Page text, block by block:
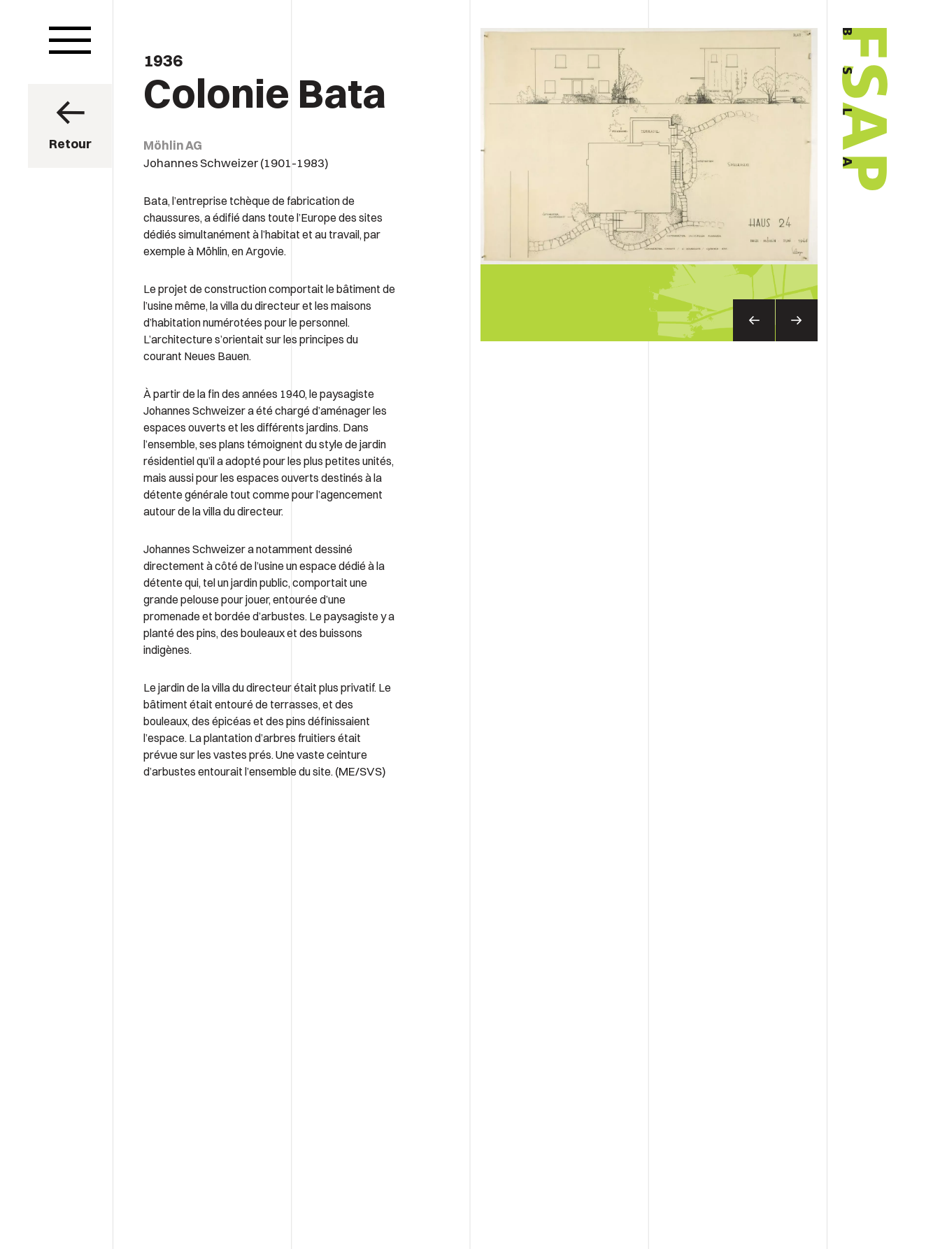
Retour
1936
Colonie Bata
Möhlin AG
Johannes Schweizer (1901-1983)
Bata, l’entreprise tchèque de fabrication de
chaussures, a édifié dans toute l’Europe des sites
dédiés simultanément à l’habitat et au travail, par
exemple à Möhlin, en Argovie.
Le projet de construction comportait le bâtiment de
l’usine même, la villa du directeur et les maisons
d’habitation numérotées pour le personnel.
L’architecture s’orientait sur les principes du
courant Neues Bauen.
À partir de la fin des années 1940, le paysagiste
Johannes Schweizer a été chargé d’aménager les
espaces ouverts et les différents jardins. Dans
l’ensemble, ses plans témoignent du style de jardin
résidentiel qu’il a adopté pour les plus petites unités,
mais aussi pour les espaces ouverts destinés à la
détente générale tout comme pour l’agencement
autour de la villa du directeur.
Johannes Schweizer a notamment dessiné
directement à côté de l’usine un espace dédié à la
détente qui, tel un jardin public, comportait une
grande pelouse pour jouer, entourée d’une
promenade et bordée d’arbustes. Le paysagiste y a
planté des pins, des bouleaux et des buissons
indigènes.
Le jardin de la villa du directeur était plus privatif. Le
bâtiment était entouré de terrasses, et des
bouleaux, des épicéas et des pins définissaient
l’espace. La plantation d’arbres fruitiers était
prévue sur les vastes prés. Une vaste ceinture
d’arbustes entourait l’ensemble du site. (ME/SVS)